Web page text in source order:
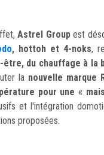
Astrel Group est
, hottoh et 4-noks,
être, du chauffage à la
la nouvelle marque
pour une «
et l'intégration
proposées.